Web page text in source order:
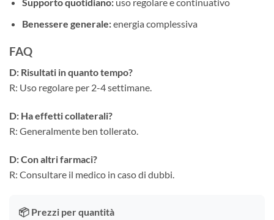
Benessere generale:energia complessiva
FAQ
D: Risultati in quanto tempo?
R: Uso regolare per 2-4 settimane.
D: Ha effetti collaterali?
R: Generalmente ben tollerato.
D: Con altri farmaci?
R: Consultare il medico in caso di dubbi.
📦 Prezzi per quantità